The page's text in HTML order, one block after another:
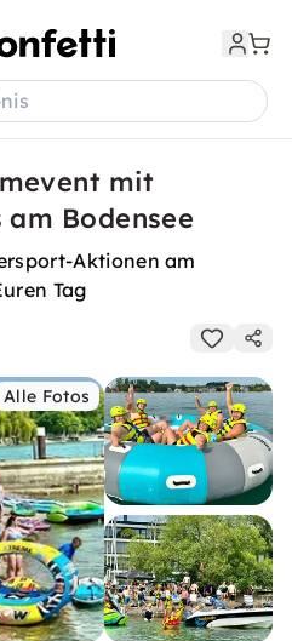
mit
Bodensee
Aktionen am
Tag
Alle Fotos